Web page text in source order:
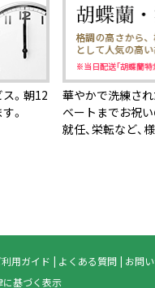
。朝12
。
華やかで洗練さ
ベートまでお祝い
就任、栄転など、
利用ガイド よくある質問 お問
基づく表示